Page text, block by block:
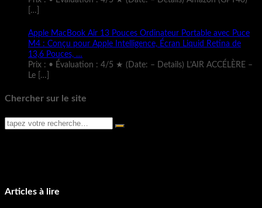
[…]
Apple MacBook Air 13 Pouces Ordinateur Portable avec Puce
M4 : Conçu pour Apple Intelligence, Écran Liquid Retina de
13,6 Pouces, …
Prix : • Évaluation : 4/5 ★ (Date: – Details) L’AIR ACCÉLÈRE –
Le
[…]
Chercher sur le site
Articles à lire